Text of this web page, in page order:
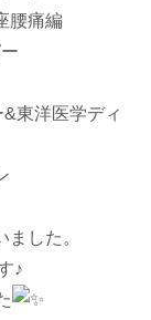
腰痛編
東洋医学ディ
した。
♪